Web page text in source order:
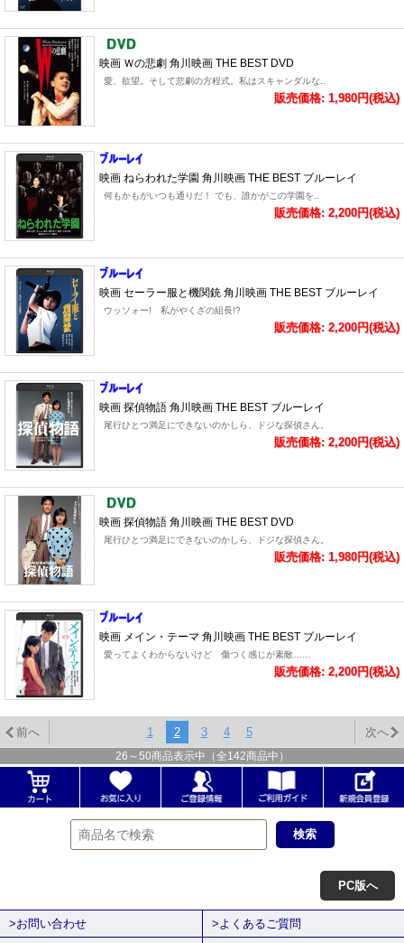
映画 Ｗの悲劇 角川映画 THE BEST DVD
愛、欲望。そして悲劇の方程式。私はスキャンダルな..
販売価格: 1,980円(税込)
映画 ねらわれた学園 角川映画 THE BEST ブルーレイ
何もかもがいつも通りだ！ でも、誰かがこの学園を..
販売価格: 2,200円(税込)
映画 セーラー服と機関銃 角川映画 THE BEST ブルーレイ
ウッソォー! 私がやくざの組長!?
販売価格: 2,200円(税込)
映画 探偵物語 角川映画 THE BEST ブルーレイ
尾行ひとつ満足にできないのかしら、ドジな探偵さん。
販売価格: 2,200円(税込)
映画 探偵物語 角川映画 THE BEST DVD
尾行ひとつ満足にできないのかしら、ドジな探偵さん。
販売価格: 1,980円(税込)
映画 メイン・テーマ 角川映画 THE BEST ブルーレイ
愛ってよくわからないけど 傷つく感じが素敵……
販売価格: 2,200円(税込)
前へ 1 2 3 4 5 次へ
26 ～ 50商品表示中（全142商品中）
PC版へ
>お問い合わせ >よくあるご質問